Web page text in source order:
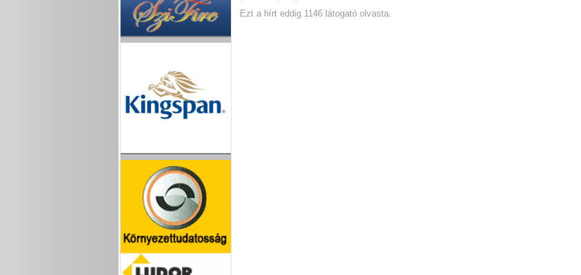
Ezt a hírt eddig 1146 látogató olvasta.